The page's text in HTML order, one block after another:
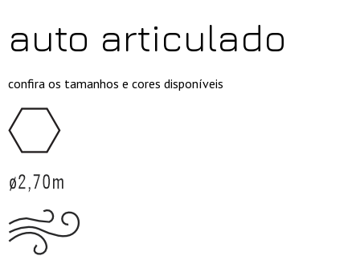
auto articulado
confira os tamanhos e cores disponíveis